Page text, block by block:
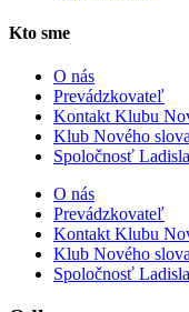
Kto sme
O nás
Prevádzkovateľ
Kontakt Klubu
Klub Nového slova
Spoločnosť
O nás
Prevádzkovateľ
Kontakt Klubu
Klub Nového slova
Spoločnosť